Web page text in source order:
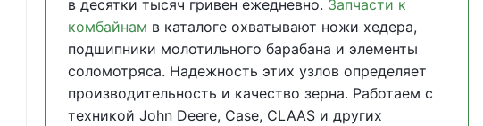
в десятки тысяч гривен ежедневно. Запчасти к
комбайнам в каталоге охватывают ножи хедера,
подшипники молотильного барабана и элементы
соломотряса. Надежность этих узлов определяет
производительность и качество зерна. Работаем с
техникой John Deere, Case, CLAAS и других